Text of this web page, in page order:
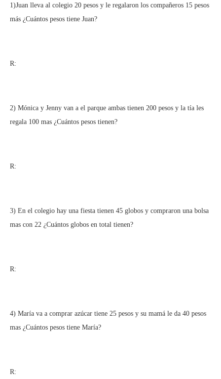
1)Juan lleva al colegio 20 pesos y le regalaron los compañeros 15 pesos
más ¿Cuántos pesos tiene Juan?
R:
2) Mónica y Jenny van a el parque ambas tienen 200 pesos y la tía les
regala 100 mas ¿Cuántos pesos tienen?
R:
3) En el colegio hay una fiesta tienen 45 globos y compraron una bolsa
mas con 22 ¿Cuántos globos en total tienen?
R:
4) María va a comprar azúcar tiene 25 pesos y su mamá le da 40 pesos
mas ¿Cuántos pesos tiene María?
R: